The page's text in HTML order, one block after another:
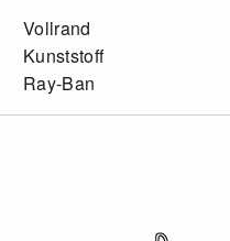
Vollrand
Kunststoff
Ray-Ban